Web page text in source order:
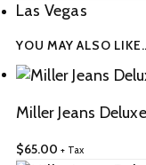
Las Vegas
YOU MAY ALSO
Miller Jeans
$65.00 + Tax